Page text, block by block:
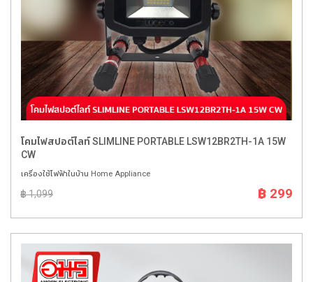
โคมไฟสปอต์ไลท์ SLIMLINE PORTABLE LSW12BR2TH-1A 15W
CW
เครื่องใช้ไฟฟ้าในบ้าน Home Appliance
฿ 1,099 ฿ 299